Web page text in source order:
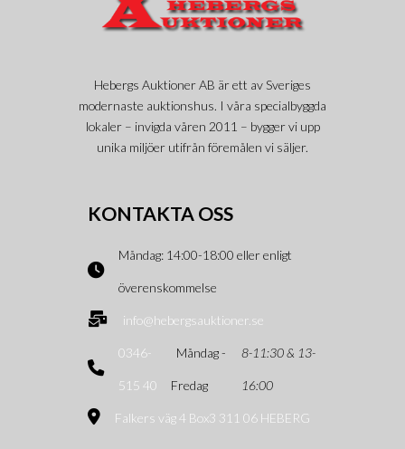
Hebergs Auktioner AB är ett av Sveriges
modernaste auktionshus. I våra specialbyggda
lokaler – invigda våren 2011 – bygger vi upp
unika miljöer utifrån föremålen vi säljer.
KONTAKTA OSS
Måndag: 14:00-18:00 eller enligt
överenskommelse
info@hebergsauktioner.se
0346-
515 40
Måndag -
Fredag
8-11:30 & 13-
16:00
Falkers väg 4 Box3 311 06 HEBERG